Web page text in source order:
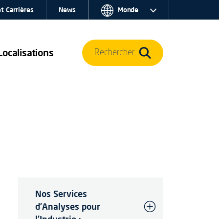
Carrières News Monde
Rechercher
Nos Services
d'Analyses pour